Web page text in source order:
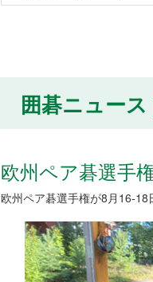
囲碁ニュー
欧州ペア碁選手
欧州ペア碁選手権が8月16-18